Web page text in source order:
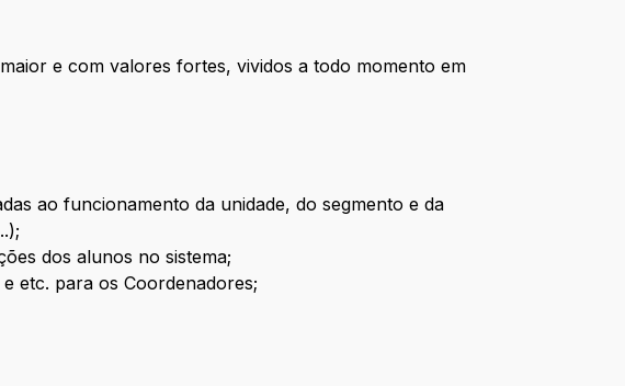
e com valores fortes, vividos a todo momento em
ao funcionamento da unidade, do segmento e da
dos alunos no sistema;
etc. para os Coordenadores;